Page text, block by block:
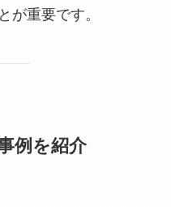
が重要です。
例を紹介